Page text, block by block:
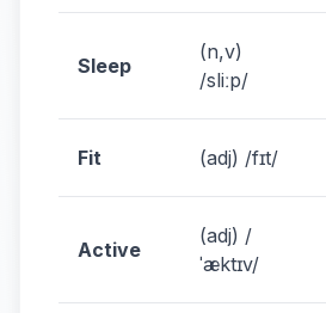
Sleep
(n,v)
/sliːp/
Fit (adj) /fɪt/
Active
(adj) /
ˈæktɪv/